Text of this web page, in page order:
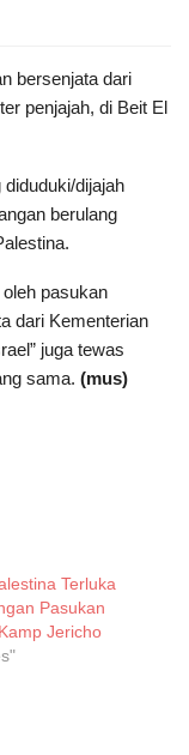
bersenjata dari
penjajah, di Beit El
dijajah
berulang
pasukan
dari Kementerian
juga tewas
sama. (mus)
Terluka
Pasukan
Jericho